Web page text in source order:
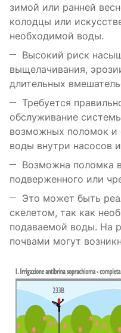
зимой или ранней
колодцы или
необходимой воды.
Высокий риск
выщелачивания,
длительных
Требуется
обслуживание
возможных поломок и
воды внутри насосов
Возможна поломка
подверженного или
Это может быть
скелетом, так как
подаваемой воды. На
почвами могут